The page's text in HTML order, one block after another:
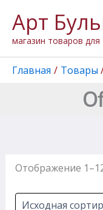
содержимому
Арт
магазин товаров для
Главная Товары
Отображение